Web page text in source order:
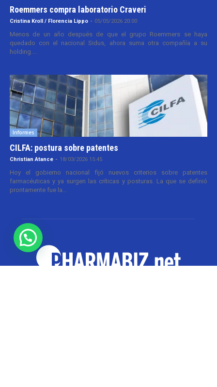
Roemmers compra laboratorio Craveri
Cristina Kroll / Florencia Lippo - 05/05/2026 20:00
Menos de un año después de que el grupo Roemmers se haya
quedado con el nacional Sidus, ahora suma otra compañía a su
holding....
Informes
CILFA: postura sobre patentes
Christian Atance - 18/03/2026 15:45
Hoy el gobierno nacional fijó nuevos criterios sobre patentes
farmacéuticas y ya surgen las críticas y posturas. La que se definió
prontamente fue la...